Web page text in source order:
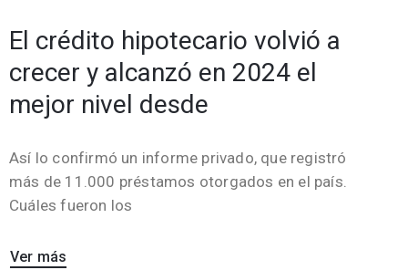
El crédito hipotecario volvió a
crecer y alcanzó en 2024 el
mejor nivel desde
Así lo confirmó un informe privado, que registró
más de 11.000 préstamos otorgados en el país.
Cuáles fueron los
Ver más